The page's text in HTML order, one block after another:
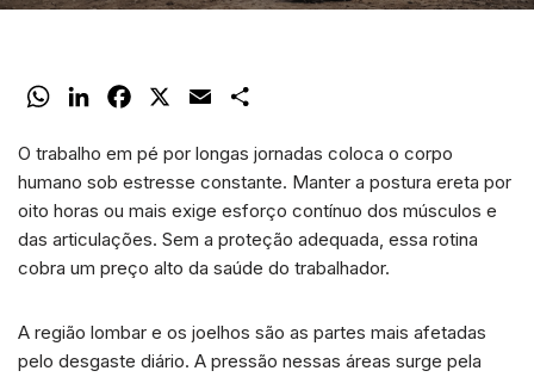
W
a
t
s
A
n
k
e
d
c
e
b
o
o
a
i
a
r
e
O trabalho em pé por longas jornadas coloca o corpo
humano sob estresse constante. Manter a postura ereta por
oito horas ou mais exige esforço contínuo dos músculos e
das articulações. Sem a proteção adequada, essa rotina
cobra um preço alto da saúde do trabalhador.
A região lombar e os joelhos são as partes mais afetadas
pelo desgaste diário. A pressão nessas áreas surge pela